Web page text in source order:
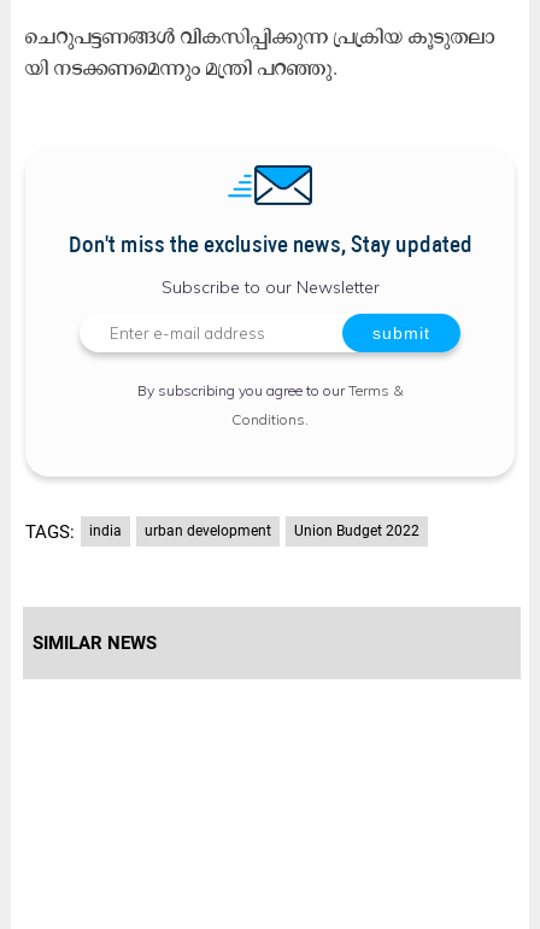
ചെ​റു​പ​ട്ട​ണ​ങ്ങ​ൾ വി​ക​സി​പ്പി​ക്കു​ന്ന പ്ര​ക്രി​യ കൂ​ടു​ത​ലാ​
യി ന​ട​ക്ക​ണ​മെ​ന്നും മ​ന്ത്രി പ​റ​ഞ്ഞു.
Don't miss the exclusive news, Stay updated
Subscribe to our Newsletter
By subscribing you agree to ourTerms &
Conditions
TAGS: india urban development Union Budget 2022
SIMILAR NEWS